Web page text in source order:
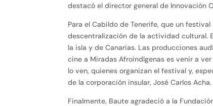
destacó el director general de Innovación
Para el Cabildo de Tenerife, que un
descentralización de la actividad cultural.
la isla y de Canarias. Las producciones
cine a Miradas Afroindígenas es venir a
lo ven, quienes organizan el festival y,
de la corporación insular, José Carlos Acha.
Finalmente, Baute agradeció a la